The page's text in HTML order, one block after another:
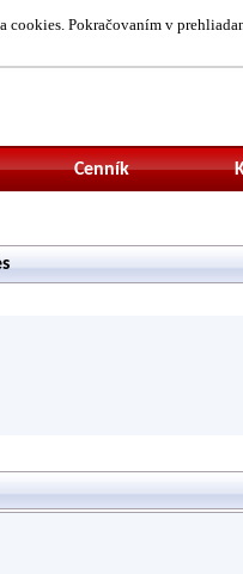
cookies. Pokračovaním v
Cenník